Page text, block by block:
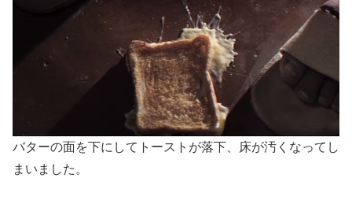
バターの面を下にしてトーストが落下、床が汚くなってし
まいました。